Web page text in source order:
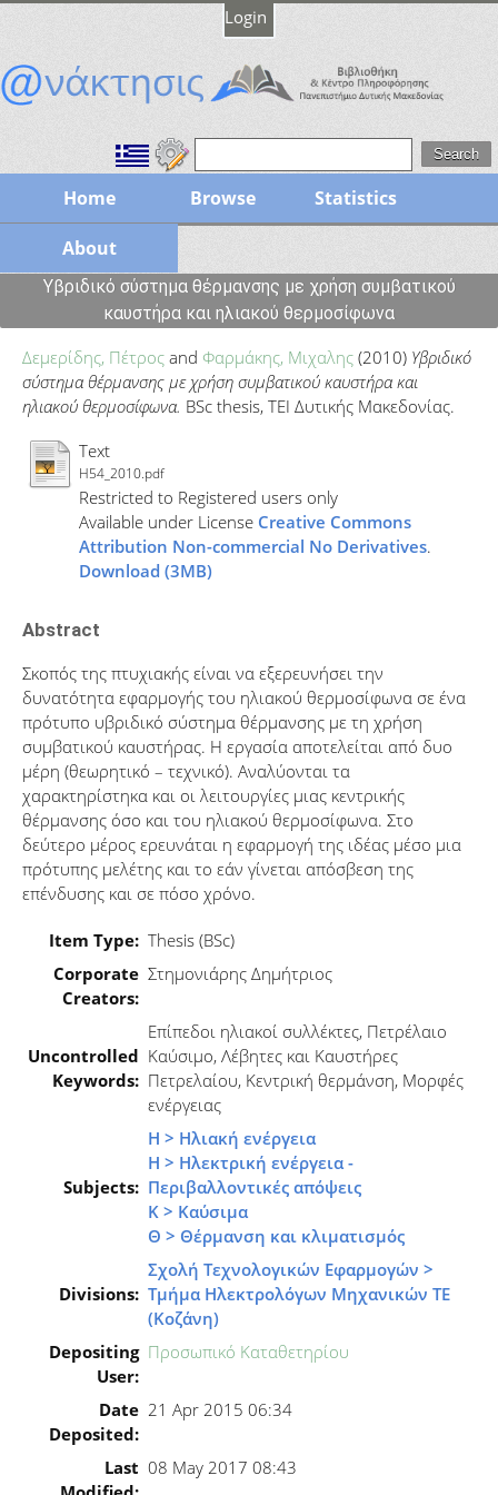
Login
Home Browse Statistics
About
Υβριδικό σύστημα θέρμανσης με χρήση συμβατικού
καυστήρα και ηλιακού θερμοσίφωνα
Δεμερίδης, Πέτρος and Φαρμάκης, Μιχαλης (2010) Υβριδικό
σύστημα θέρμανσης με χρήση συμβατικού καυστήρα και
ηλιακού θερμοσίφωνα. BSc thesis, ΤΕΙ Δυτικής Μακεδονίας.
Text
H54_2010.pdf
Restricted to Registered users only
Available under License Creative Commons
Attribution Non-commercial No Derivatives.
Download (3MB)
Abstract
Σκοπός της πτυχιακής είναι να εξερευνήσει την
δυνατότητα εφαρμογής του ηλιακού θερμοσίφωνα σε ένα
πρότυπο υβριδικό σύστημα θέρμανσης με τη χρήση
συμβατικού καυστήρας. Η εργασία αποτελείται από δυο
μέρη (θεωρητικό – τεχνικό). Αναλύονται τα
χαρακτηρίστηκα και οι λειτουργίες μιας κεντρικής
θέρμανσης όσο και του ηλιακού θερμοσίφωνα. Στο
δεύτερο μέρος ερευνάται η εφαρμογή της ιδέας μέσο μια
πρότυπης μελέτης και το εάν γίνεται απόσβεση της
επένδυσης και σε πόσο χρόνο.
Item Type: Thesis (BSc)
Corporate
Creators:
Στημονιάρης Δημήτριος
Uncontrolled
Keywords:
Επίπεδοι ηλιακοί συλλέκτες, Πετρέλαιο
Καύσιμο, Λέβητες και Καυστήρες
Πετρελαίου, Κεντρική θερμάνση, Μορφές
ενέργειας
Subjects:
Η > Ηλιακή ενέργεια
Η > Ηλεκτρική ενέργεια -
Περιβαλλοντικές απόψεις
Κ > Καύσιμα
Θ > Θέρμανση και κλιματισμός
Divisions:
Σχολή Τεχνολογικών Εφαρμογών >
Τμήμα Ηλεκτρολόγων Μηχανικών ΤΕ
(Κοζάνη)
Depositing
User:
Προσωπικό Καταθετηρίου
Date
Deposited:
21 Apr 2015 06:34
Last 08 May 2017 08:43